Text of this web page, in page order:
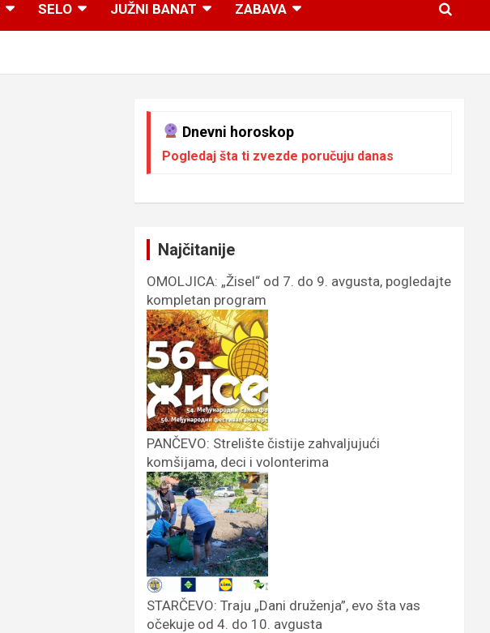
SELO JUŽNI BANAT ZABAVA
Dnevni horoskop
Pogledaj šta ti zvezde poručuju danas
Najčitanije
OMOLJICA: „Žisel“ od 7. do 9. avgusta, pogledajte
kompletan program
PANČEVO: Strelište čistije zahvaljujući
komšijama, deci i volonterima
STARČEVO: Traju „Dani druženja”, evo šta vas
očekuje od 4. do 10. avgusta